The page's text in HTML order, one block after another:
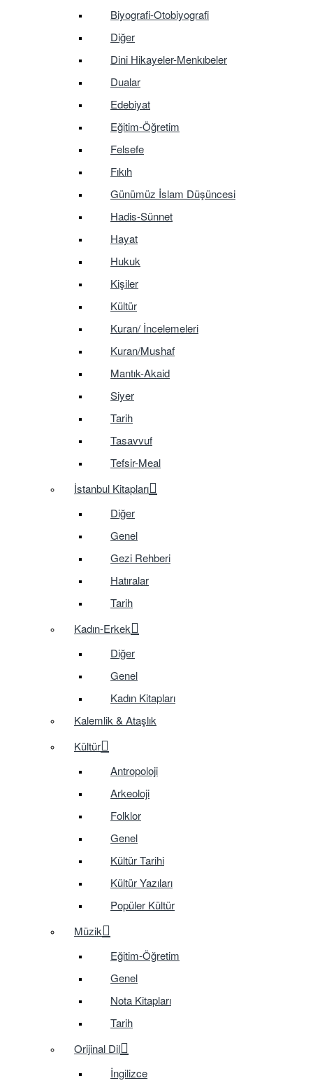
Biyografi-Otobiyografi
Diğer
Dini Hikayeler-Menkıbeler
Dualar
Edebiyat
Eğitim-Öğretim
Felsefe
Fıkıh
Günümüz İslam Düşüncesi
Hadis-Sünnet
Hayat
Hukuk
Kişiler
Kültür
Kuran/ İncelemeleri
Kuran/Mushaf
Mantık-Akaid
Siyer
Tarih
Tasavvuf
Tefsir-Meal
İstanbul Kitapları
Diğer
Genel
Gezi Rehberi
Hatıralar
Tarih
Kadın-Erkek
Diğer
Genel
Kadın Kitapları
Kalemlik & Ataşlık
Kültür
Antropoloji
Arkeoloji
Folklor
Genel
Kültür Tarihi
Kültür Yazıları
Popüler Kültür
Müzik
Eğitim-Öğretim
Genel
Nota Kitapları
Tarih
Orijinal Dil
İngilizce